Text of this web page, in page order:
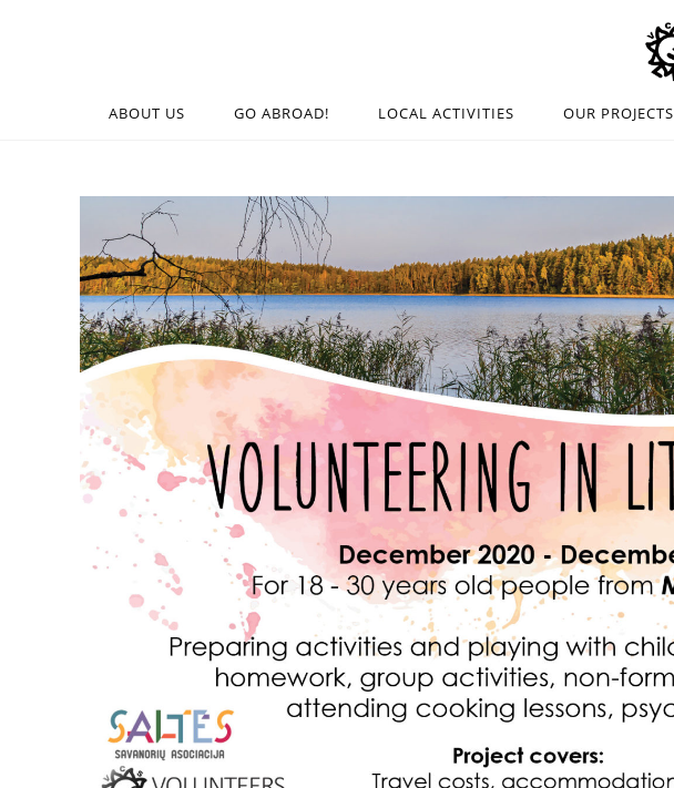
ABOUT US GO ABROAD! LOCAL ACTIVITIES OUR PROJECTS